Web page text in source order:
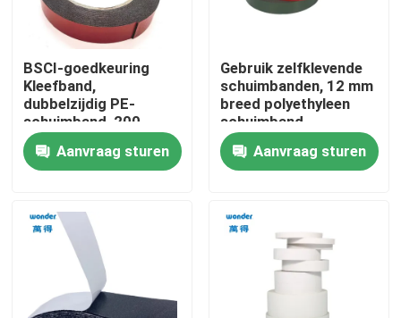
Over ons
Fabriekstocht
Kwaliteitscontrole
Nieuws
Gevallen
BSCI-goedkeuring
Kleefband,
dubbelzijdig PE-
schuimband, 200
meter lang
Aanvraag sturen
Gebruik zelfklevende
schuimbanden, 12 mm
breed polyethyleen
schuimband.
Aanvraag sturen